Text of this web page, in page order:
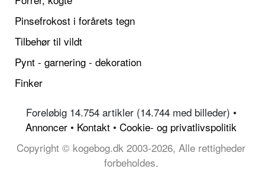
Pinsefrokost i forårets tegn
Tilbehør til vildt
Pynt - garnering - dekoration
Finker
Foreløbig 14.754 artikler (14.744 med billeder) •
Annoncer • Kontakt • Cookie- og privatlivspolitik
Copyright © kogebog.dk 2003-2026, Alle rettigheder
forbeholdes.